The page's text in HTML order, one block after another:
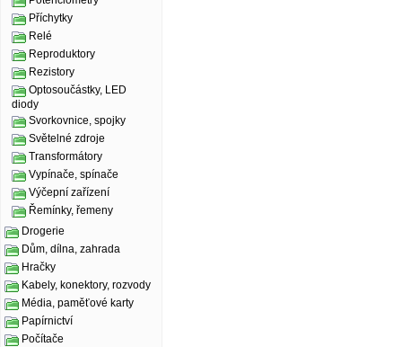
Příchytky
Relé
Reproduktory
Rezistory
Optosoučástky, LED
diody
Svorkovnice, spojky
Světelné zdroje
Transformátory
Vypínače, spínače
Výčepní zařízení
Řemínky, řemeny
Drogerie
Dům, dílna, zahrada
Hračky
Kabely, konektory, rozvody
Média, paměťové karty
Papírnictví
Počítače